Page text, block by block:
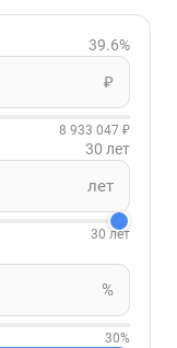
39.6%
₽
8 933 047 ₽
30 лет
лет
30 лет
%
30%